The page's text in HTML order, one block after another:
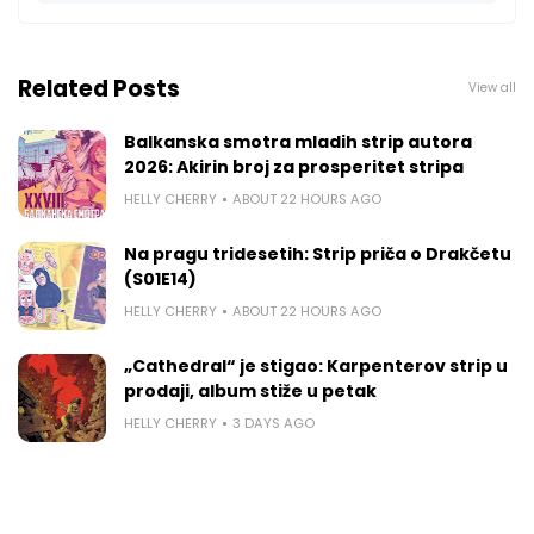
Related Posts View all
Balkanska smotra mladih strip autora
2026: Akirin broj za prosperitet stripa
HELLY CHERRY ABOUT 22 HOURS AGO
Na pragu tridesetih: Strip priča o Drakčetu
(S01E14)
HELLY CHERRY ABOUT 22 HOURS AGO
„Cathedral“ je stigao: Karpenterov strip u
prodaji, album stiže u petak
HELLY CHERRY 3 DAYS AGO